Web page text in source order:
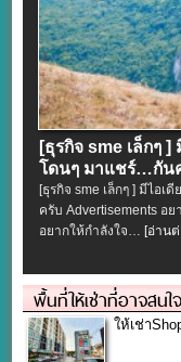
[ธุรกิจ sme เล็กๆ ]
โดนๆ มาแชร์…กัน
[ธุรกิจ sme เล็กๆ ] มีไอ
ครับ Advertisements อ
อยากให้กำลังใจ…[อ่าน
พื้นที่ให้เช่าที่อาจสนใจ
ให้เช่า